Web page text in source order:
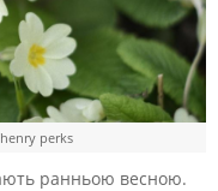
perks
ранньою весною.